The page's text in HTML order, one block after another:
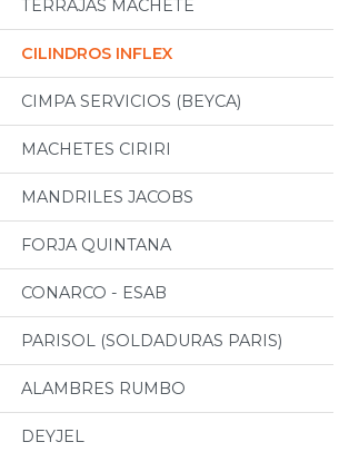
TERRAJAS MACHETE
CILINDROS INFLEX
CIMPA SERVICIOS (BEYCA)
MACHETES CIRIRI
MANDRILES JACOBS
FORJA QUINTANA
CONARCO - ESAB
PARISOL (SOLDADURAS PARIS)
ALAMBRES RUMBO
DEYJEL